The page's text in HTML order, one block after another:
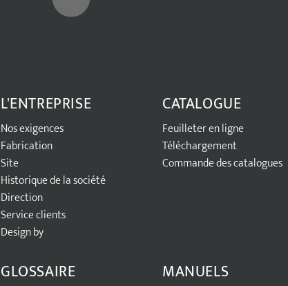
L'ENTREPRISE
Nos exigences
Fabrication
Site
Historique de la société
Direction
Service clients
Design by
CATALOGUE
Feuilleter en ligne
Téléchargement
Commande des catalogues
GLOSSAIRE MANUELS